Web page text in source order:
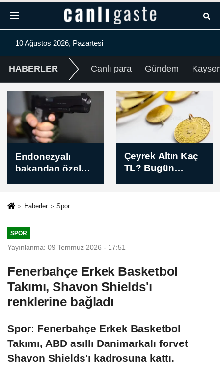
10 Ağustos 2026, Pazartesi
HABERLER Canlı para Gündem
Çeyrek Altın Kaç
TL? Bugün
(10 Ağustos 2026)
Galatasaray
Daikin Kadın
Haberler Spor
SPOR
Yayınlanma: 09 Temmuz 2026 - 17:51
Fenerbahçe Erkek Basketbol
Takımı, Shavon Shields'ı
renklerine bağladı
Spor: Fenerbahçe Erkek Basketbol
Takımı, ABD asıllı Danimarkalı forvet
Shavon Shields'ı kadrosuna kattı.